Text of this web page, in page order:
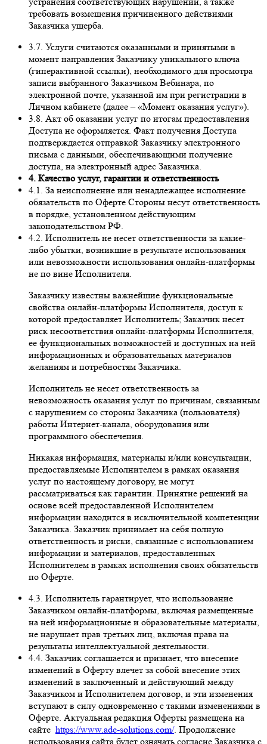
требовать возмещения причиненного действиями
Заказчика ущерба.
3.7. Услуги считаются оказанными и принятыми в
момент направления Заказчику уникального ключа
(гиперактивной ссылки), необходимого для просмотра
записи выбранного Заказчиком Вебинара, по
электронной почте, указанной им при регистрации в
Личном кабинете (далее – «Момент оказания услуг»).
3.8. Акт об оказании услуг по итогам предоставления
Доступа не оформляется. Факт получения Доступа
подтверждается отправкой Заказчику электронного
письма с данными, обеспечивающими получение
доступа, на электронный адрес Заказчика.
4. Качество услуг, гарантии и ответственность
4.1. За неисполнение или ненадлежащее исполнение
обязательств по Оферте Стороны несут ответственность
в порядке, установленном действующим
законодательством РФ.
4.2. Исполнитель не несет ответственности за какие-
либо убытки, возникшие в результате использования
или невозможности использования онлайн-платформы
не по вине Исполнителя.
Заказчику известны важнейшие функциональные
свойства онлайн-платформы Исполнителя, доступ к
которой предоставляет Исполнитель; Заказчик несет
риск несоответствия онлайн-платформы Исполнителя,
ее функциональных возможностей и доступных на ней
информационных и образовательных материалов
желаниям и потребностям Заказчика.
Исполнитель не несет ответственность за
невозможность оказания услуг по причинам, связанным
с нарушением со стороны Заказчика (пользователя)
работы Интернет-канала, оборудования или
программного обеспечения.
Никакая информация, материалы и/или консультации,
предоставляемые Исполнителем в рамках оказания
услуг по настоящему договору, не могут
рассматриваться как гарантии. Принятие решений на
основе всей предоставленной Исполнителем
информации находится в исключительной компетенции
Заказчика. Заказчик принимает на себя полную
ответственность и риски, связанные с использованием
информации и материалов, предоставленных
Исполнителем в рамках исполнения своих обязательств
по Оферте.
4.3. Исполнитель гарантирует, что использование
Заказчиком онлайн-платформы, включая размещенные
на ней информационные и образовательные материалы,
не нарушает прав третьих лиц, включая права на
результаты интеллектуальной деятельности.
4.4. Заказчик соглашается и признает, что внесение
изменений в Оферту влечет за собой внесение этих
изменений в заключенный и действующий между
Заказчиком и Исполнителем договор, и эти изменения
вступают в силу одновременно с такими изменениями в
Оферте. Актуальная редакция Оферты размещена на
сайте https://www.ade-solutions.com/. Продолжение
использования сайта будет означать согласие Заказчика с